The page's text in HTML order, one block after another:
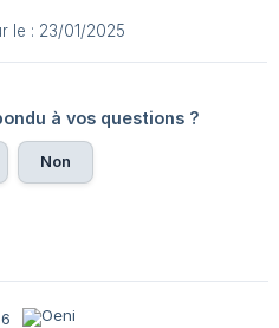
le : 23/01/2025
à vos questions ?
Non